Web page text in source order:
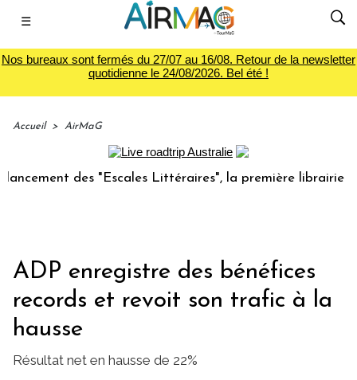
☰
Nos bureaux sont fermés du 27/07 au 16/08. Retour de la newsletter
quotidienne le 24/08/2026. Bel été !
Accueil > AirMaG
des "Escales Littéraires", la première librairie du
ADP enregistre des bénéfices
records et revoit son trafic à la
hausse
Résultat net en hausse de 22%